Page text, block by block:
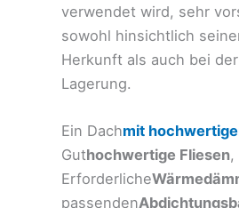
verwendet wird, sehr
sowohl hinsichtlich
Herkunft als auch bei
Lagerung.
Ein Dachmit
Guthochwertige Fliesen,
Erforderliche
passenden